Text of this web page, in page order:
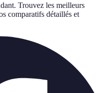
Trouvez les meilleurs
comparatifs détaillés et